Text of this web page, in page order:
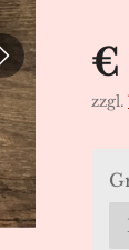
€
zzgl.